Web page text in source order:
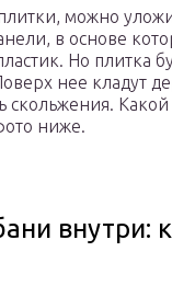
можно
в основе
Но плитка
нее кладут
скольжения. Какой
ниже.
внутри: